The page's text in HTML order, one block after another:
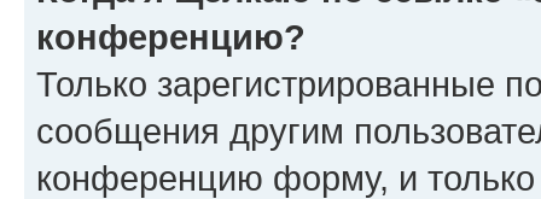
конференцию?
Только зарегистрированные
сообщения другим
конференцию форму, и